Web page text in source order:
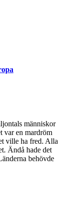
människor
var en mardröm
ville ha fred. Alla
Ändå hade det
behövde